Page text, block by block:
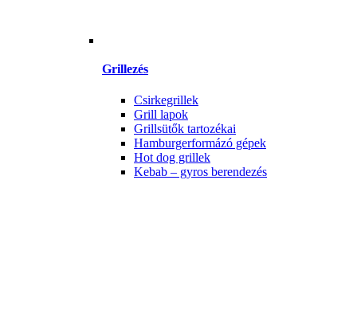
Grillezés
Csirkegrillek
Grill lapok
Grillsütők tartozékai
Hamburgerformázó gépek
Hot dog grillek
Kebab – gyros berendezés